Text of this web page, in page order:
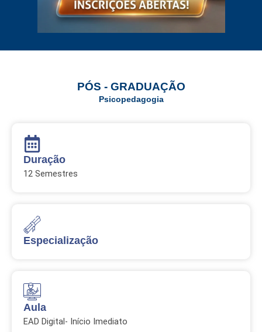
PÓS - GRADUAÇÃO
Psicopedagogia
Duração
12 Semestres
Especialização
Aula
EAD Digital- Início Imediato